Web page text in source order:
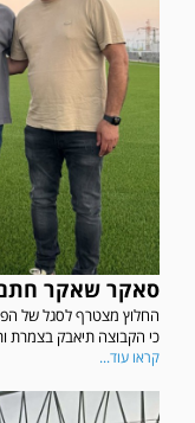
סאקר שאקר
החלוץ מצטרף לסגל של
כי הקבוצה תיאבק בצמרת
קראו עוד...